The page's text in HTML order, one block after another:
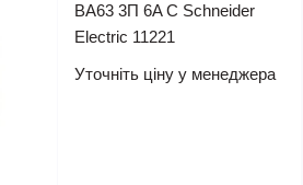
ВА63 3П 6A C Schneider
Electric 11221
Уточніть ціну у менеджера